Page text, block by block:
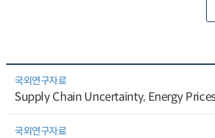
국외연구자료
Supply Chain Uncertainty, Energy
국외연구자료